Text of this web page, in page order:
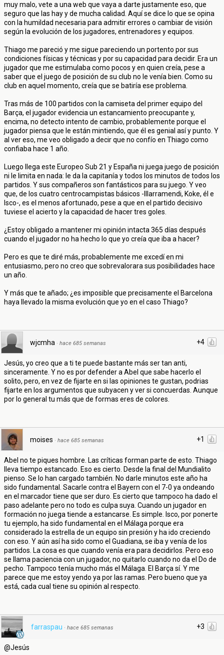
muy malo, vete a una web que vaya a darte justamente eso, que
seguro que las hay y de mucha calidad. Aquí se dice lo que se opina
con la humildad necesaria para admitir errores o cambiar de visión
según la evolución de los jugadores, entrenadores y equipos.
Thiago me pareció y me sigue pareciendo un portento por sus
condiciones físicas y técnicas y por su capacidad para decidir. Era un
jugador que me estimulaba como pocos y en quien creía, pese a
saber que el juego de posición de su club no le venía bien. Como su
club en aquel momento, creía que se batiría ese problema.
Tras más de 100 partidos con la camiseta del primer equipo del
Barça, el jugador evidencia un estancamiento preocupante y,
encima, no detecto intento de cambio, probablemente porque el
jugador piensa que le están mintiendo, que él es genial así y punto. Y
al ver eso, me veo obligado a decir que no confío en Thiago como
confiaba hace 1 año.
Luego llega este Europeo Sub 21 y España ni juega juego de posición
ni le limita en nada: le da la capitanía y todos los minutos de todos los
partidos. Y sus compañeros son fantásticos para su juego. Y veo
que, de los cuatro centrocampistas básicos -Illarramendi, Koke, él e
Isco-, es el menos afortunado, pese a que en el partido decisivo
tuviese el acierto y la capacidad de hacer tres goles.
¿Estoy obligado a mantener mi opinión intacta 365 días después
cuando el jugador no ha hecho lo que yo creía que iba a hacer?
Pero es que te diré más, probablemente me excedí en mi
entusiasmo, pero no creo que sobrevalorara sus posibilidades hace
un año.
Y más que te añado; ¿es imposible que precisamente el Barcelona
haya llevado la misma evolución que yo en el caso Thiago?
+4
wjcmha · hace 685 semanas
Jesús, yo creo que a ti te puede bastante más ser tan anti,
sinceramente. Y no es por defender a Abel que sabe hacerlo el
solito, pero, en vez de fijarte en si las opiniones te gustan, podrias
fijarte en los argumentos que subyacen y ver si concuerdas. Aunque
por lo general tu más que de formas eres de colores.
+1
moises · hace 685 semanas
Abel no te piques hombre. Las críticas forman parte de esto. Thiago
lleva tiempo estancado. Eso es cierto. Desde la final del Mundialito
pienso. Se lo han cargado también. No darle minutos este año ha
sido fundamental. Sacarle contra el Bayern con el 7-0 ya ondeando
en el marcador tiene que ser duro. Es cierto que tampoco ha dado el
paso adelante pero no todo es culpa suya. Cuando un jugador en
formación no juega tiende a estancarse. Es simple. Isco, por ponerte
tu ejemplo, ha sido fundamental en el Málaga porque era
considerado la estrella de un equipo sin presión y ha ido creciendo
con eso. Y aún así ha sido como el Guadiana, se iba y venía de los
partidos. La cosa es que cuando venía era para decidirlos. Pero eso
se llama paciencia con un jugador, no quitarlo cuando no da el Do de
pecho. Tampoco tenía mucho más el Málaga. El Barça sí. Y me
parece que me estoy yendo ya por las ramas. Pero bueno que ya
está, cada cual tiene su opinión al respecto.
+3
farraspau · hace 685 semanas
@Jesús